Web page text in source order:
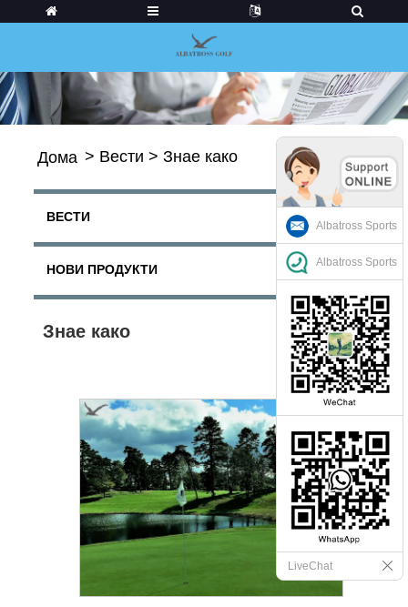
Дома > Вести > Знае како
ВЕСТИ
НОВИ ПРОДУКТИ
Знае како
Albatross Sports
Albatross Sports
LiveChat